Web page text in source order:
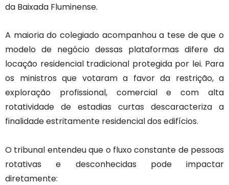
da Baixada Fluminense.
A maioria do colegiado acompanhou a tese de que o
modelo de negócio dessas plataformas difere da
locação residencial tradicional protegida por lei. Para
os ministros que votaram a favor da restrição, a
exploração profissional, comercial e com alta
rotatividade de estadias curtas descaracteriza a
finalidade estritamente residencial dos edifícios.
O tribunal entendeu que o fluxo constante de pessoas
rotativas e desconhecidas pode impactar
diretamente: